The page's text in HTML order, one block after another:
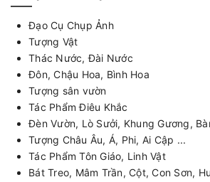
Đạo Cụ Chụp Ảnh
Tượng Vật
Thác Nước, Đài Nước
Đôn, Chậu Hoa, Bình Hoa
Tượng sân vườn
Tác Phẩm Điêu Khắc
Đèn Vườn, Lò Sưởi, Khung Gương,
Tượng Châu Âu, Á, Phi, Ai Cập ...
Tác Phẩm Tôn Giáo, Linh Vật
Bát Treo, Mâm Trần, Cột, Con Sơn,